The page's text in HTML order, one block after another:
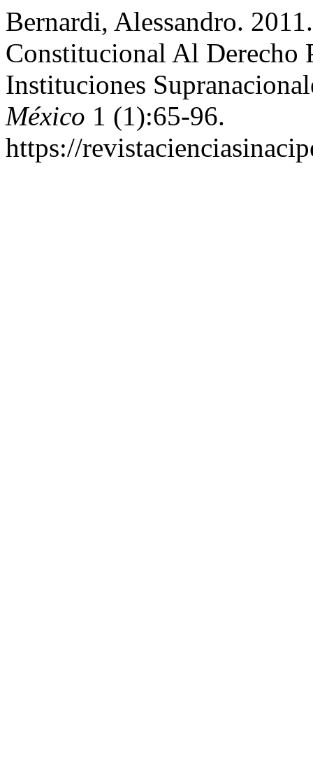
Bernardi, Alessandro.
Constitucional Al Derecho
Instituciones
México 1 (1):65-96.
https://